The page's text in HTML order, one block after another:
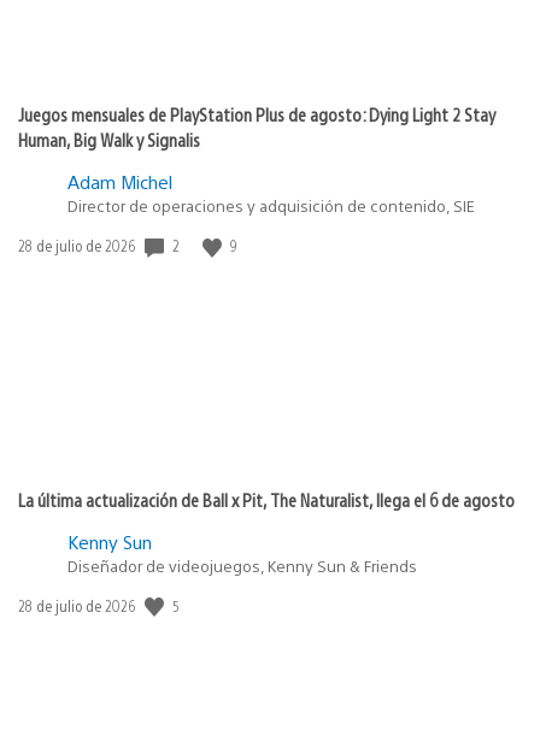
Juegos mensuales de PlayStation Plus de agosto: Dying Light 2 Stay
Human, Big Walk y Signalis
Adam Michel
Director de operaciones y adquisición de contenido, SIE
Fecha
28 de julio de 2026 2 9
La última actualización de Ball x Pit, The Naturalist, llega el 6 de agosto
Kenny Sun
Diseñador de videojuegos, Kenny Sun & Friends
Fecha
28 de julio de 2026 5